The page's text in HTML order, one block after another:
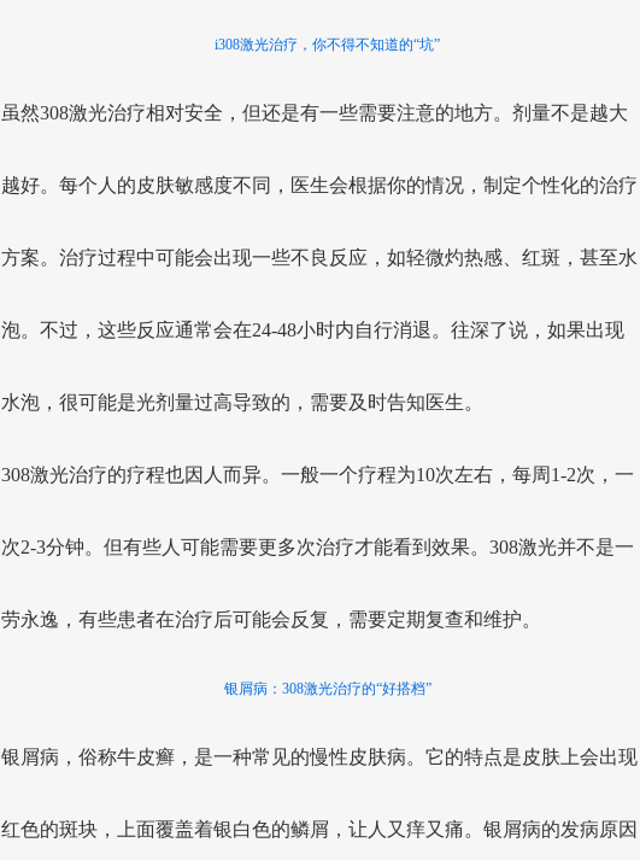
i308激光治疗，你不得不知道的“坑”
虽然308激光治疗相对安全，但还是有一些需要注意的地方。剂量不是越大
越好。每个人的皮肤敏感度不同，医生会根据你的情况，制定个性化的治疗
方案。治疗过程中可能会出现一些不良反应，如轻微灼热感、红斑，甚至水
泡。不过，这些反应通常会在24-48小时内自行消退。往深了说，如果出现
水泡，很可能是光剂量过高导致的，需要及时告知医生。
308激光治疗的疗程也因人而异。一般一个疗程为10次左右，每周1-2次，一
次2-3分钟。但有些人可能需要更多次治疗才能看到效果。308激光并不是一
劳永逸，有些患者在治疗后可能会反复，需要定期复查和维护。
银屑病：308激光治疗的“好搭档”
银屑病，俗称牛皮癣，是一种常见的慢性皮肤病。它的特点是皮肤上会出现
红色的斑块，上面覆盖着银白色的鳞屑，让人又痒又痛。银屑病的发病原因